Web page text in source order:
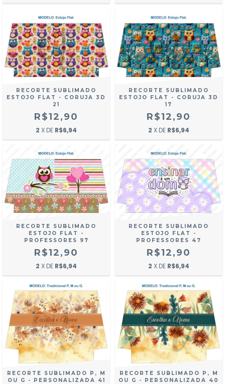
RECORTE SUBLIMADO
ESTOJO FLAT - CORUJA 3D
21
R$12,90
2 X DE R$6,94
RECORTE SUBLIMADO
ESTOJO FLAT - CORUJA 3D
17
R$12,90
2 X DE R$6,94
RECORTE SUBLIMADO
ESTOJO FLAT -
PROFESSORES 97
R$12,90
2 X DE R$6,94
RECORTE SUBLIMADO
ESTOJO FLAT -
PROFESSORES 47
R$12,90
2 X DE R$6,94
RECORTE SUBLIMADO P, M
OU G - PERSONALIZADA 41
RECORTE SUBLIMADO P, M
OU G - PERSONALIZADA 40